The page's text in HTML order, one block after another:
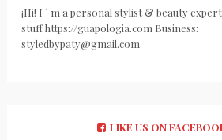
¡Hi! I ´ m a personal stylist & beauty
stuff https://guapologia.com Business:
styledbypaty@gmail.com
LIKE US ON